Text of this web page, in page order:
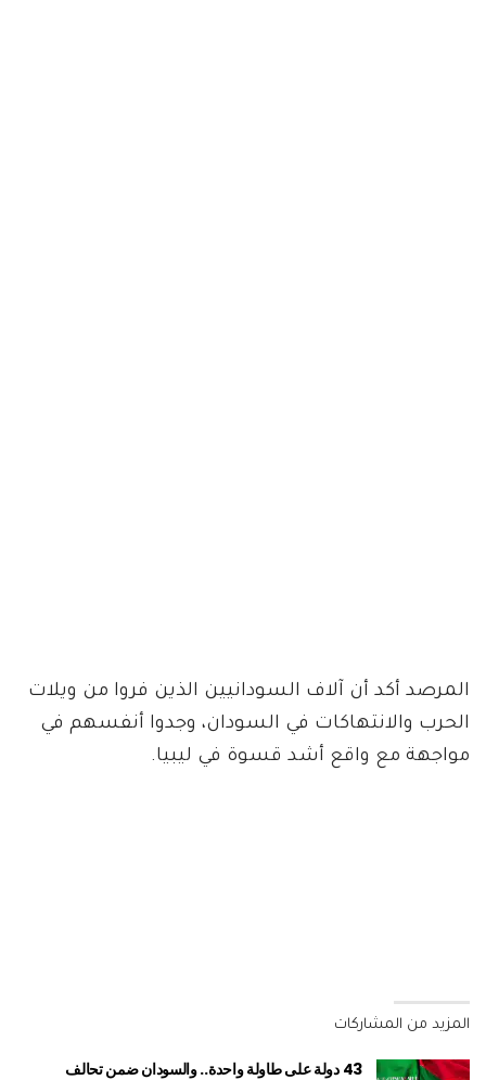
المرصد أكد أن آلاف السودانيين الذين فروا من ويلات
الحرب والانتهاكات في السودان، وجدوا أنفسهم في
مواجهة مع واقع أشد قسوة في ليبيا.
المزيد من المشاركات
43 دولة على طاولة واحدة.. والسودان ضمن تحالف